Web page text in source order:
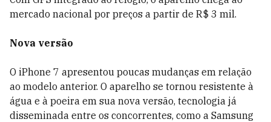
mercado nacional por preços a partir de R$ 3 mil.
Nova versão
O iPhone 7 apresentou poucas mudanças em relação
ao modelo anterior. O aparelho se tornou resistente à
água e à poeira em sua nova versão, tecnologia já
disseminada entre os concorrentes, como a Samsung